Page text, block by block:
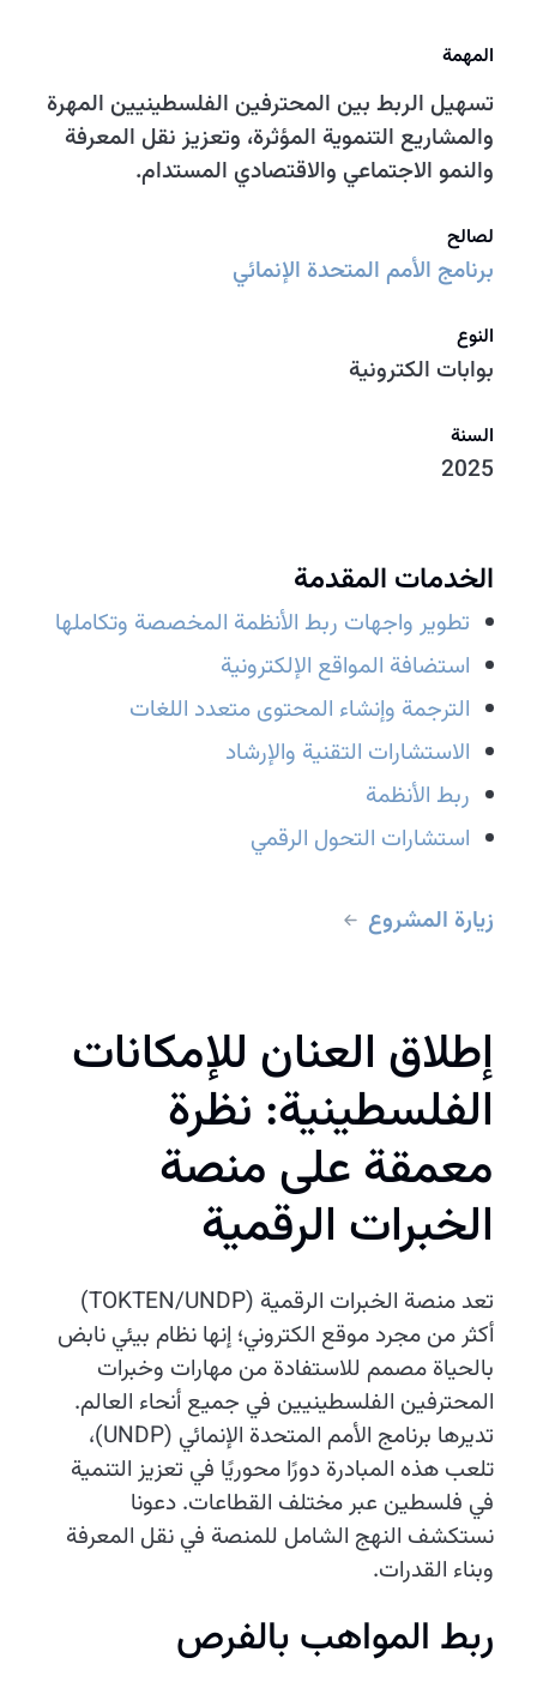
المهمة
تسهيل الربط بين المحترفين الفلسطينيين المهرة
والمشاريع التنموية المؤثرة، وتعزيز نقل المعرفة
والنمو الاجتماعي والاقتصادي المستدام.
لصالح
برنامج الأمم المتحدة الإنمائي
النوع
بوابات الكترونية
السنة
2025
الخدمات المقدمة
تطوير واجهات ربط الأنظمة المخصصة وتكاملها
استضافة المواقع الإلكترونية
الترجمة وإنشاء المحتوى متعدد اللغات
الاستشارات التقنية والإرشاد
ربط الأنظمة
استشارات التحول الرقمي
زيارة المشروع
إطلاق العنان للإمكانات
الفلسطينية: نظرة
معمقة على منصة
الخبرات الرقمية
تعد منصة الخبرات الرقمية (TOKTEN/UNDP)
أكثر من مجرد موقع الكتروني؛ إنها نظام بيئي نابض
بالحياة مصمم للاستفادة من مهارات وخبرات
المحترفين الفلسطينيين في جميع أنحاء العالم.
تديرها برنامج الأمم المتحدة الإنمائي (UNDP)،
تلعب هذه المبادرة دورًا محوريًا في تعزيز التنمية
في فلسطين عبر مختلف القطاعات. دعونا
نستكشف النهج الشامل للمنصة في نقل المعرفة
وبناء القدرات.
ربط المواهب بالفرص